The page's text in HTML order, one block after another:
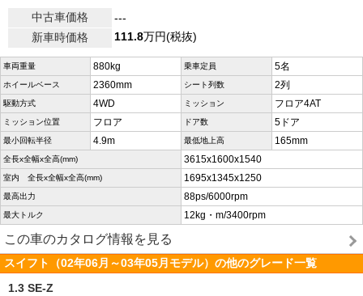
中古車価格
---
新車時価格
111.8万円(税抜)
車両重量 880kg 乗車定員 5名
ホイールベース 2360mm シート列数 2列
駆動方式 4WD ミッション フロア4AT
ミッション位置 フロア ドア数 5ドア
最小回転半径 4.9m 最低地上高 165mm
全長x全幅x全高(mm) 3615x1600x1540
室内 全長x全幅x全高(mm) 1695x1345x1250
最高出力 88ps/6000rpm
最大トルク 12kg・m/3400rpm
この車のカタログ情報を見る
スイフト（02年06月～03年05月モデル）の他のグレード一覧
1.3 SE-Z